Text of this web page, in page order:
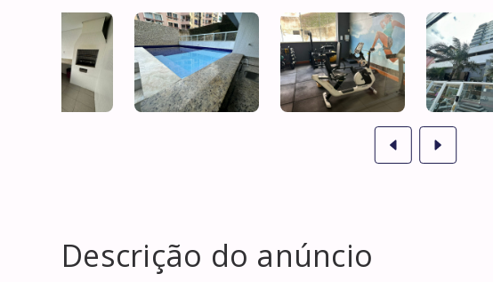
Descrição do anúncio